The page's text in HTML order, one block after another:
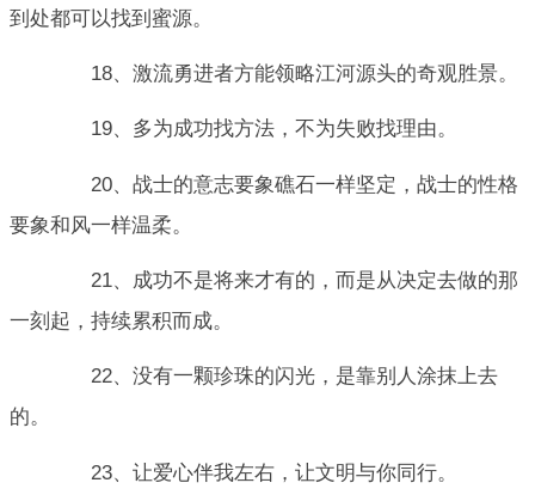
到处都可以找到蜜源。
18、激流勇进者方能领略江河源头的奇观胜景。
19、多为成功找方法，不为失败找理由。
20、战士的意志要象礁石一样坚定，战士的性格
要象和风一样温柔。
21、成功不是将来才有的，而是从决定去做的那
一刻起，持续累积而成。
22、没有一颗珍珠的闪光，是靠别人涂抹上去
的。
23、让爱心伴我左右，让文明与你同行。